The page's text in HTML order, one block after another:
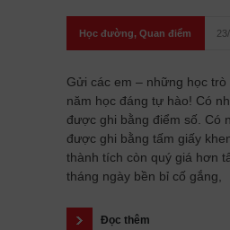
Học đường, Quan điểm
Gửi các em – những học
năm học đáng tự hào! Có
được ghi bằng điểm số. Có
được ghi bằng tấm giấy
thành tích còn quý giá hơn
tháng ngày bền bỉ cố gắng,
Đọc thêm